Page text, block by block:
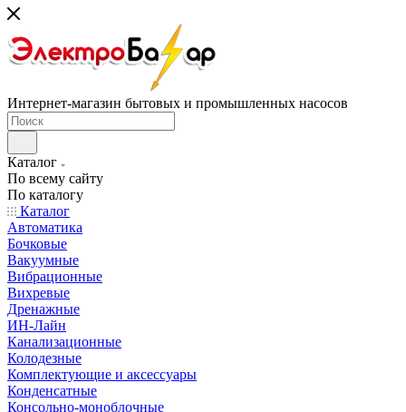
Интернет-магазин бытовых и промышленных насосов
Каталог
По всему сайту
По каталогу
Каталог
Автоматика
Бочковые
Вакуумные
Вибрационные
Вихревые
Дренажные
ИН-Лайн
Канализационные
Колодезные
Комплектующие и аксессуары
Конденсатные
Консольно-моноблочные